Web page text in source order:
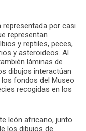
representada por casi
representan
y reptiles, peces,
y asteroideos. Al
láminas de
dibujos interactúan
fondos del Museo
recogidas en los
león africano, junto
los dibujos de